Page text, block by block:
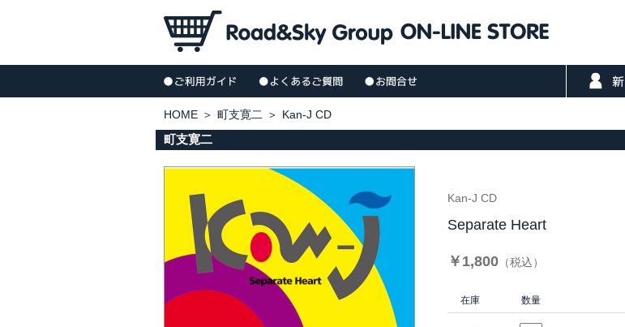
HOME ＞ 町支寛二 ＞ Kan-J CD
町支寛二
Kan-J CD
Separate Heart
￥1,800 （税込）
在庫 数量